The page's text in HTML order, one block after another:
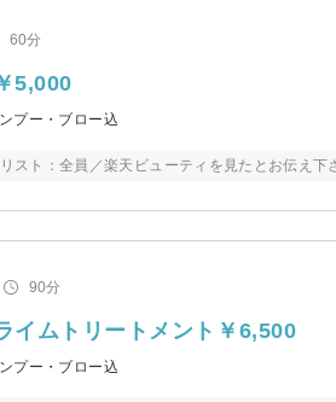
60分
5,000
プー・ブロー込
スト：全員／楽天ビューティを見たとお伝え下
90分
イムトリートメント￥6,500
プー・ブロー込